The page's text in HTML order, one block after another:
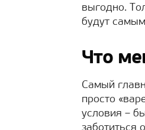
выгодно.
будут
Что
Самый
просто
условия –